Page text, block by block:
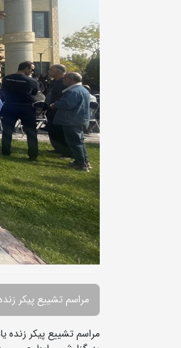
مراسم تشییع پیکر
مراسم تشییع پیکر زنده